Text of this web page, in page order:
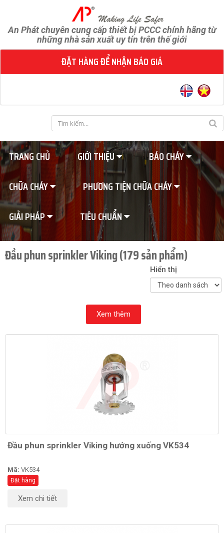
An Phát chuyên cung cấp thiết bị PCCC chính hãng từ
những nhà sản xuất uy tín trên thế giới
ĐẶT HÀNG ĐỂ NHẬN BÁO GIÁ
TRANG CHỦ GIỚI THIỆU
BÁO CHÁY
CHỮA CHÁY
PHƯƠNG TIỆN CHỮA CHÁY
GIẢI PHÁP
TIÊU CHUẨN
Đầu phun sprinkler Viking (179 sản phẩm)
Hiển thị
Xem thêm
Đầu phun sprinkler Viking hướng xuống VK534
Mã: VK534
Đặt hàng
Xem chi tiết